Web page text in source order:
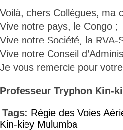
Voilà, chers Collègues, ma
Vive notre pays, le Congo ;
Vive notre Société, la RVA-
Vive notre Conseil
Je vous remercie pour
Professeur Tryphon Kin-
Tags: Régie des Voies
Kin-kiey Mulumba